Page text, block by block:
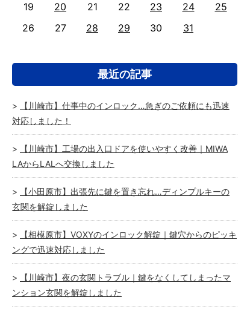
19
20 21 22 23 24
25
26
27 28 29 30 31
最近の記事
【川崎市】仕事中のインロック…急ぎのご依頼にも迅速
対応しました！
【川崎市】工場の出入口ドアを使いやすく改善｜MIWA
LAからLALへ交換しました
【小田原市】出張先に鍵を置き忘れ…ディンプルキーの
玄関を解錠しました
【相模原市】VOXYのインロック解錠｜鍵穴からのピッキ
ングで迅速対応しました
【川崎市】夜の玄関トラブル｜鍵をなくしてしまったマ
ンション玄関を解錠しました